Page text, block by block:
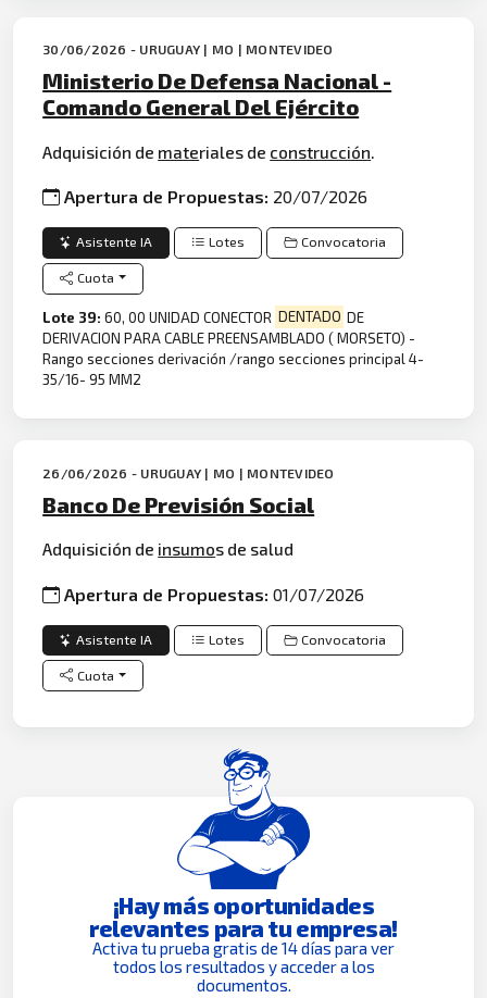
30/06/2026 - URUGUAY | MO | MONTEVIDEO
Ministerio De Defensa Nacional -
Comando General Del Ejército
Adquisición de materiales de construcción
Apertura de Propuestas: 20/07/2026
Asistente IA Lotes Convocatoria
Cuota
Lote 39:60, 00 UNIDAD CONECTOR DENTADO DE
DERIVACION PARA CABLE PREENSAMBLADO ( MORSETO) -
Rango secciones derivación /rango secciones principal 4-
35/16- 95 MM2
26/06/2026 - URUGUAY | MO | MONTEVIDEO
Banco De Previsión Social
Adquisición de insumos de salud
Apertura de Propuestas:01/07/2026
Asistente IA Lotes Convocatoria
Cuota
¡Hay más oportunidades
relevantes para tu empresa!
Activa tu prueba gratis de 14 días para ver
todos los resultados y acceder a los
documentos.